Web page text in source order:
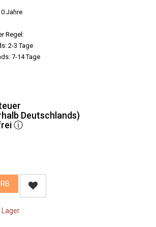
Jahre
Regel:
2-3 Tage
7-14 Tage
Deutschlands)
ⓘ